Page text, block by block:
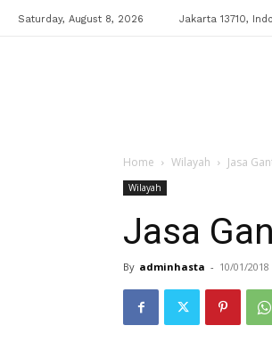
Saturday, August 8, 2026 Jakarta 13710,
Home Wilayah Jasa
Wilayah
Jasa
By adminhasta - 10/01/2018